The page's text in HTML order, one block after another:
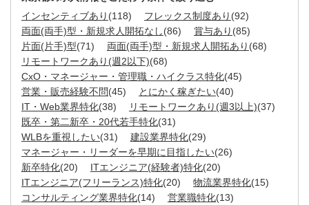
インセンティブあり (118) フレックス制度あり (92)
両面(両手)型・新規求人開拓なし(86) 賞与あり (85)
片面(片手)型(71) 両面(両手)型・新規求人開拓あり (68)
リモートワークあり(週2以下)(68)
CxO・マネージャー・管理職・ハイクラス特化(45)
営業・販売経験不問(45) とにかく稼ぎたい(40)
IT・Web業界特化(38) リモートワークあり(週3以上)(37)
既卒・第二新卒・20代若手特化(31)
WLBを重視したい(31) 建設業界特化(29)
マネージャー・リーダーを早期に目指したい(26)
新卒特化(20) ITエンジニア(経験者)特化(20)
ITエンジニア(フリーランス)特化(20) 物流業界特化(15)
コンサルティング業界特化(14) 営業職特化(13)